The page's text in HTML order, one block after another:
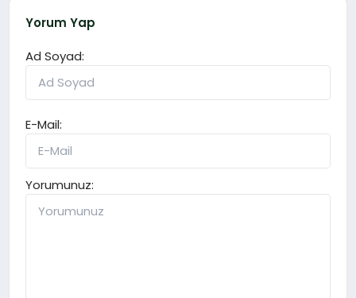
Yorum Yap
Ad Soyad:
E-Mail:
Yorumunuz: